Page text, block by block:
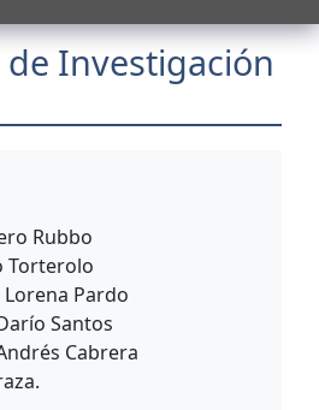
Investigación
Rubbo
Torterolo
Pardo
Santos
Cabrera